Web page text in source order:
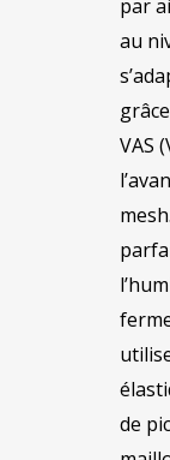
par
au
VAS
de